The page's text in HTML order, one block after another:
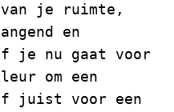
je ruimte,
en
je nu gaat voor
om een
juist voor een